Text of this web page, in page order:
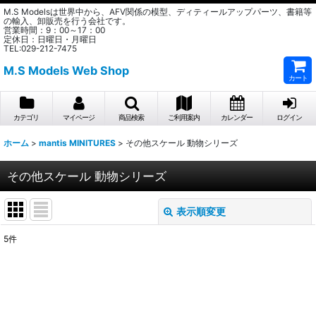
M.S Modelsは世界中から、AFV関係の模型、ディティールアップパーツ、書籍等
の輸入、卸販売を行う会社です。
営業時間：9：00～17：00
定休日：日曜日・月曜日
TEL:029-212-7475
M.S Models Web Shop
カート
カテゴリ マイページ 商品検索 ご利用案内 カレンダー ログイン
ホーム > mantis MINITURES > その他スケール 動物シリーズ
その他スケール 動物シリーズ
表示順変更
5件